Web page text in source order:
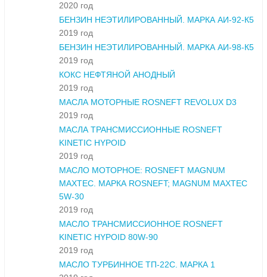
2020 год
БЕНЗИН НЕЭТИЛИРОВАННЫЙ. МАРКА АИ-92-К5
2019 год
БЕНЗИН НЕЭТИЛИРОВАННЫЙ. МАРКА АИ-98-К5
2019 год
КОКС НЕФТЯНОЙ АНОДНЫЙ
2019 год
МАСЛА МОТОРНЫЕ ROSNEFT REVOLUX D3
2019 год
МАСЛА ТРАНСМИССИОННЫЕ ROSNEFT
KINETIC HYPOID
2019 год
МАСЛО МОТОРНОЕ: ROSNEFT MAGNUM
MAXTEC. МАРКА ROSNEFT; MAGNUM MAXTEC
5W-30
2019 год
МАСЛО ТРАНСМИССИОННОЕ ROSNEFT
KINETIC HYPOID 80W-90
2019 год
МАСЛО ТУРБИННОЕ ТП-22С. МАРКА 1